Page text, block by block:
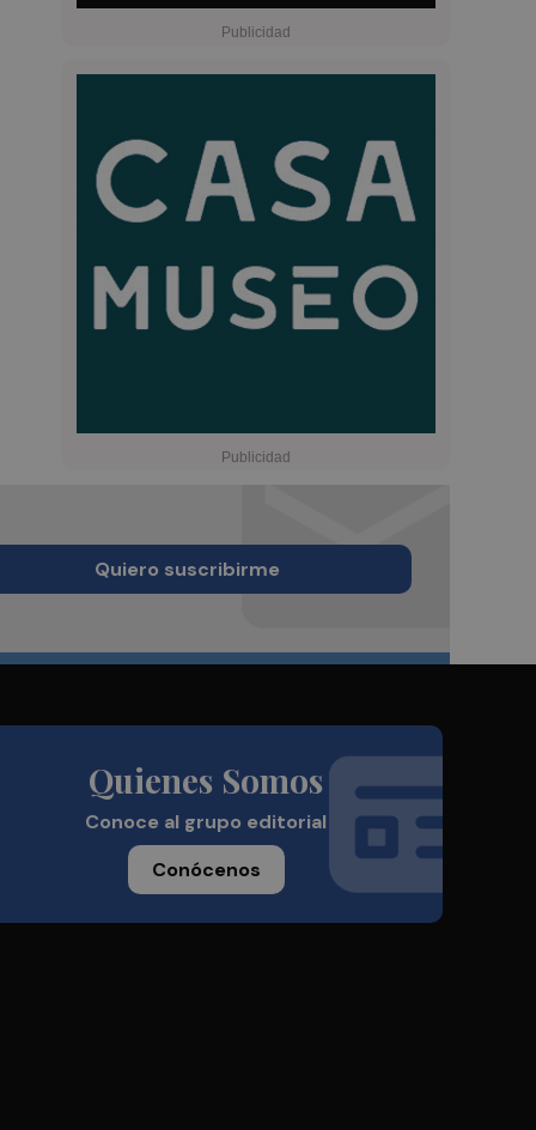
Quiero suscribirme
Quienes Somos
Conoce al grupo editorial
Conócenos